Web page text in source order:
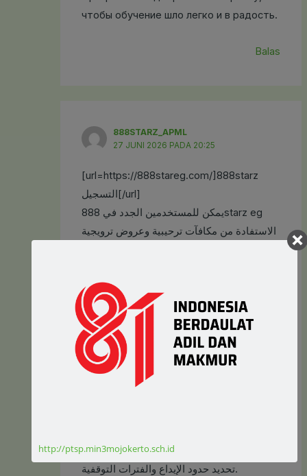
чтобы обучение шло легко и в радость.
Balas
888STARZ_APML
27 JUNI 2026 PADA 20:25
[url=https://888stareg.com/]888starz
التسجيل[/url]
يمكن للمستخدمين الجدد في 888starz eg
الاستفادة من مكافآت ترحيبية وعروض ترويجية
يمكن للمستخدمين الاستفادة من الاحتمالات
يمكن للاعبين جمع نقاط ومكافآت والحصول
تدعم المنصة أدوات للحد من المخاطر مثل
تحديد حدود الإيداع والفترات التوقفية.
http://ptsp.min3mojokerto.sch.id